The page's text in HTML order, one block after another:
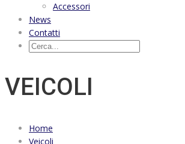
Accessori
News
Contatti
VEICOLI
Home
Veicoli